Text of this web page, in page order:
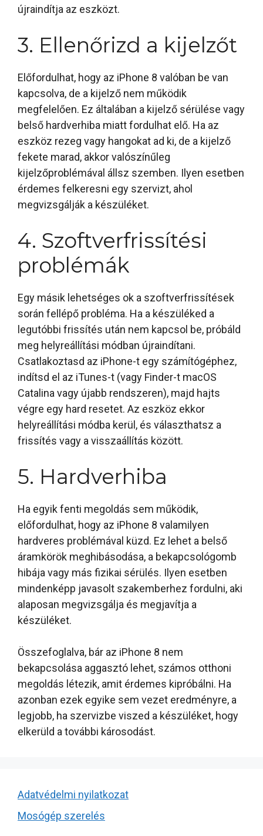
újraindítja az eszközt.
3. Ellenőrizd a kijelzőt
Előfordulhat, hogy az iPhone 8 valóban be van
kapcsolva, de a kijelző nem működik
megfelelően. Ez általában a kijelző sérülése vagy
belső hardverhiba miatt fordulhat elő. Ha az
eszköz rezeg vagy hangokat ad ki, de a kijelző
fekete marad, akkor valószínűleg
kijelzőproblémával állsz szemben. Ilyen esetben
érdemes felkeresni egy szervizt, ahol
megvizsgálják a készüléket.
4. Szoftverfrissítési
problémák
Egy másik lehetséges ok a szoftverfrissítések
során fellépő probléma. Ha a készüléked a
legutóbbi frissítés után nem kapcsol be, próbáld
meg helyreállítási módban újraindítani.
Csatlakoztasd az iPhone-t egy számítógéphez,
indítsd el az iTunes-t (vagy Finder-t macOS
Catalina vagy újabb rendszeren), majd hajts
végre egy hard resetet. Az eszköz ekkor
helyreállítási módba kerül, és választhatsz a
frissítés vagy a visszaállítás között.
5. Hardverhiba
Ha egyik fenti megoldás sem működik,
előfordulhat, hogy az iPhone 8 valamilyen
hardveres problémával küzd. Ez lehet a belső
áramkörök meghibásodása, a bekapcsológomb
hibája vagy más fizikai sérülés. Ilyen esetben
mindenképp javasolt szakemberhez fordulni, aki
alaposan megvizsgálja és megjavítja a
készüléket.
Összefoglalva, bár az iPhone 8 nem
bekapcsolása aggasztó lehet, számos otthoni
megoldás létezik, amit érdemes kipróbálni. Ha
azonban ezek egyike sem vezet eredményre, a
legjobb, ha szervizbe viszed a készüléket, hogy
elkerüld a további károsodást.
Adatvédelmi nyilatkozat
Mosógép szerelés